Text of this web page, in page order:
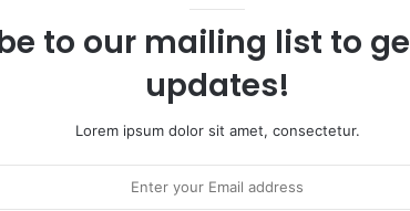
to our mailing list to
updates!
Lorem ipsum dolor sit amet, consectetur.